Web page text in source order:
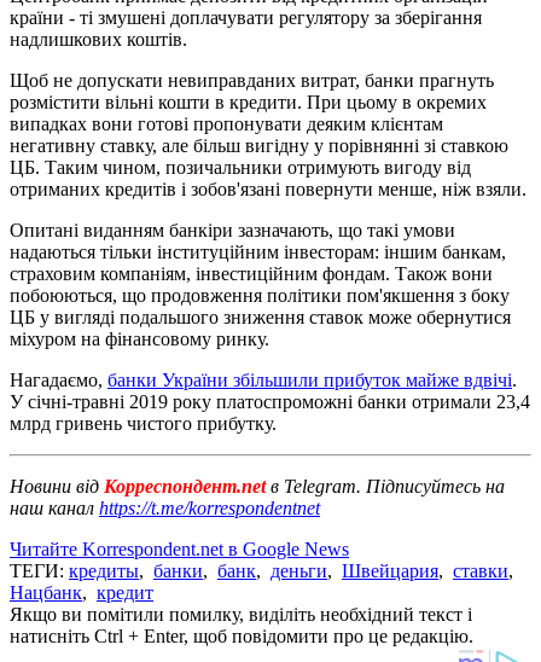
країни - ті змушені доплачувати регулятору за зберігання
надлишкових коштів.
Щоб не допускати невиправданих витрат, банки прагнуть
розмістити вільні кошти в кредити. При цьому в окремих
випадках вони готові пропонувати деяким клієнтам
негативну ставку, але більш вигідну у порівнянні зі ставкою
ЦБ. Таким чином, позичальники отримують вигоду від
отриманих кредитів і зобов'язані повернути менше, ніж взяли.
Опитані виданням банкіри зазначають, що такі умови
надаються тільки інституційним інвесторам: іншим банкам,
страховим компаніям, інвестиційним фондам. Також вони
побоюються, що продовження політики пом'якшення з боку
ЦБ у вигляді подальшого зниження ставок може обернутися
міхуром на фінансовому ринку.
Нагадаємо, банки України збільшили прибуток майже вдвічі.
У січні-травні 2019 року платоспроможні банки отримали 23,4
млрд гривень чистого прибутку.
Новини від Корреспондент.netв Telegram. Підписуйтесь на
наш канал https://t.me/korrespondentnet
Читайте Korrespondent.net в Google News
ТЕГИ: кредиты, банки, банк, деньги, Швейцария, ставки,
Нацбанк, кредит
Якщо ви помітили помилку, виділіть необхідний текст і
натисніть Ctrl + Enter, щоб повідомити про це редакцію.